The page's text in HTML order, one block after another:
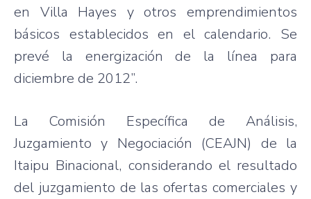
en Villa Hayes y otros emprendimientos
básicos establecidos en el calendario. Se
prevé la energización de la línea para
diciembre de 2012”.
La Comisión Específica de Análisis,
Juzgamiento y Negociación (CEAJN) de la
Itaipu Binacional, considerando el resultado
del juzgamiento de las ofertas comerciales y